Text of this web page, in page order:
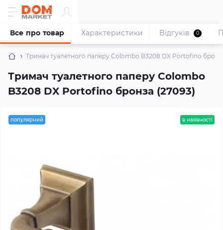
Тримач туалетного паперу Colombo B3208 DX Portofino
Тримач туалетного паперу Colombo
B3208 DX Portofino бронза (27093)
Все про товар Характеристики Відгуків 0
популярний в наявності